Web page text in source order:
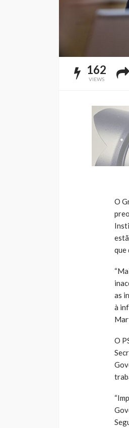
162
VIEWS
O
que
as
à
O